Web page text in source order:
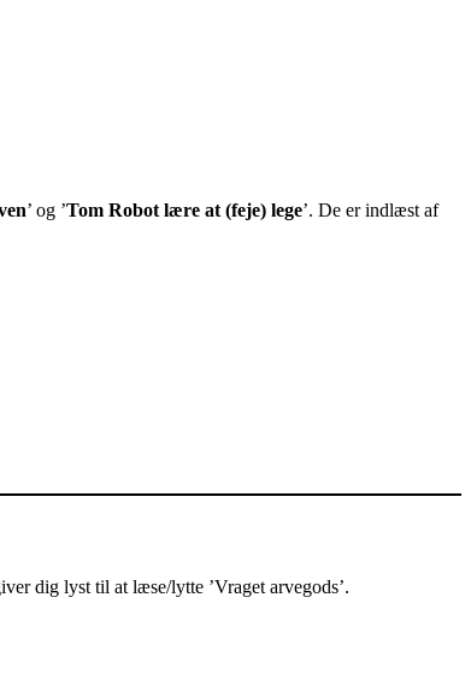
’ og ’Tom Robot lære at (feje) lege’. De er indlæst af
dig lyst til at læse/lytte ’Vraget arvegods’.